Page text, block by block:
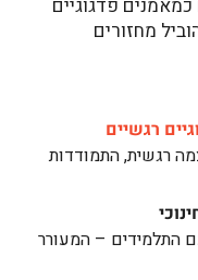
פדגוגיים
מחזורים
רגשיים
רגשית, התמודדות
התלמידים – המעורר